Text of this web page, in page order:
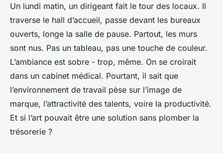
Un lundi matin, un dirigeant fait le tour des locaux. Il
traverse le hall d’accueil, passe devant les bureaux
ouverts, longe la salle de pause. Partout, les murs
sont nus. Pas un tableau, pas une touche de couleur.
L’ambiance est sobre - trop, même. On se croirait
dans un cabinet médical. Pourtant, il sait que
l’environnement de travail pèse sur l’image de
marque, l’attractivité des talents, voire la productivité.
Et si l’art pouvait être une solution sans plomber la
trésorerie ?